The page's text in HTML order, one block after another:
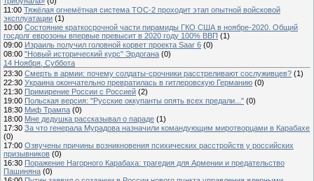
11:00 Тяжёлая огнемётная система ТОС-2 проходит этап опытной войсковой
эксплуатации (1)
10:00 Состояние краткосрочной части пирамиды ГКО США в ноябре-2020. Общий
госдолг еврозоны впервые превысит в 2020 году 100% ВВП (1)
09:00 Израиль получил головной корвет проекта Saar 6 (0)
08:00 "Новый исторический курс" Эрдогана (0)
14 Ноября, Суббота
23:30 Смерть в армии: почему солдаты-срочники расстреливают сослуживцев? (1)
22:30 Украина окончательно превратилась в гитлеровскую Германию (0)
21:30 Примирение России с Россией (2)
19:00 Польская версия: "Русские оккупанты опять всех предали..." (0)
18:30 Миф Трампа (0)
18:00 Мне дедушка рассказывал о параде (1)
17:30 За что генерала Мурадова назначили командующим миротворцами в Карабахе
(0)
17:00 Озвучены причины возникновения психических расстройств у российских
призывников (0)
16:30 Поражение Нагорного Карабаха: трагедия для Армении и предательство
Пашиняна (0)